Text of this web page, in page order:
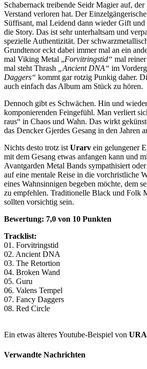
Schabernack treibende Seidr Magier auf,
Verstand verloren hat. Der
Süffisant, mal Leidend dann wieder Gift
die Story. Das ist sehr unterhaltsam und
spezielle Authentizität. Der
Grundtenor eckt dabei immer mal an ein
mal Viking Metal „Forvitringstid“ mal
mal steht Thrash „Ancient DNA“ im
Daggers“ kommt gar rotzig Punkig daher.
auch einfach das Album am Stück zu hören.
Dennoch gibt es Schwächen. Hin und
komponierenden Feingefühl. Man verliert
raus“ in Chaos und Wahn. Das wirkt
das Dencker Gjerdes Gesang in den Jahren
Nichts desto trotz istUrarv ein gelungener
mit dem Gesang etwas anfangen kann und
Avantgarden Metal Bands sympathisiert
auf eine mentale Reise in die vorchristliche
eines Wahnsinnigen begeben möchte, dem
zu empfehlen. Traditionelle Black und Folk
sollten vorsichtig sein.
Bewertung: 7,0 von 10 Punkten
Tracklist:
01. Forvitringstid
02. Ancient DNA
03. The Retortion
04. Broken Wand
05. Guru
06. Valens Tempel
07. Fancy Daggers
08. Red Circle
Ein etwas älteres Youtube-Beispiel von
Verwandte Nachrichten